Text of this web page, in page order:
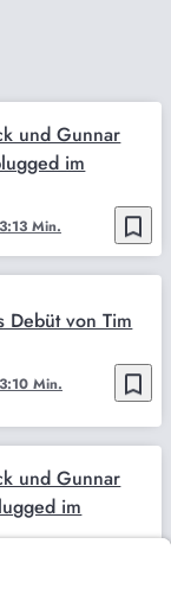
bookmark_border
Min.
und Gunnar
im
bookmark_border
Min.
Debüt von Tim
und Gunnar
im